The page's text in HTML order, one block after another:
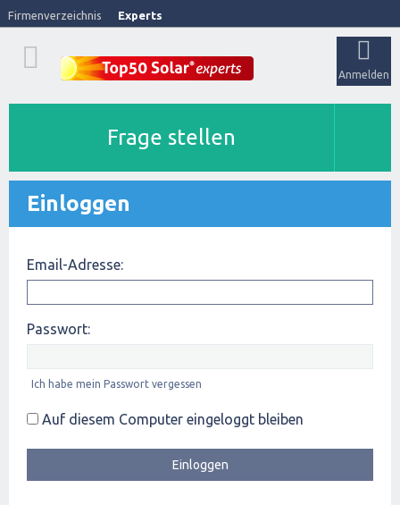
Firmenverzeichnis Experts
Anmelden
Frage stellen
Einloggen
Email-Adresse:
Passwort:
Ich habe mein Passwort vergessen
Auf diesem Computer eingeloggt bleiben